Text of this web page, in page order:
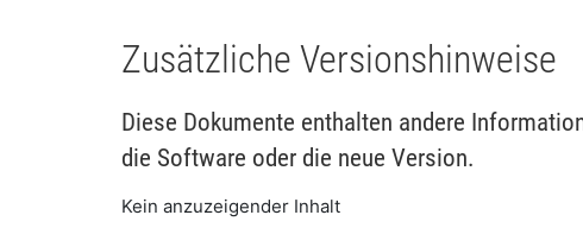
Zusätzliche Versionshinweise
Diese Dokumente enthalten andere
die Software oder die neue Version.
Kein anzuzeigender Inhalt